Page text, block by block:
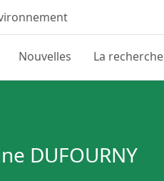
Nouvelles La recherche
DUFOURNY